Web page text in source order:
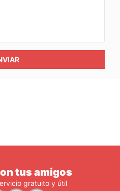
tus amigos
gratuito y útil